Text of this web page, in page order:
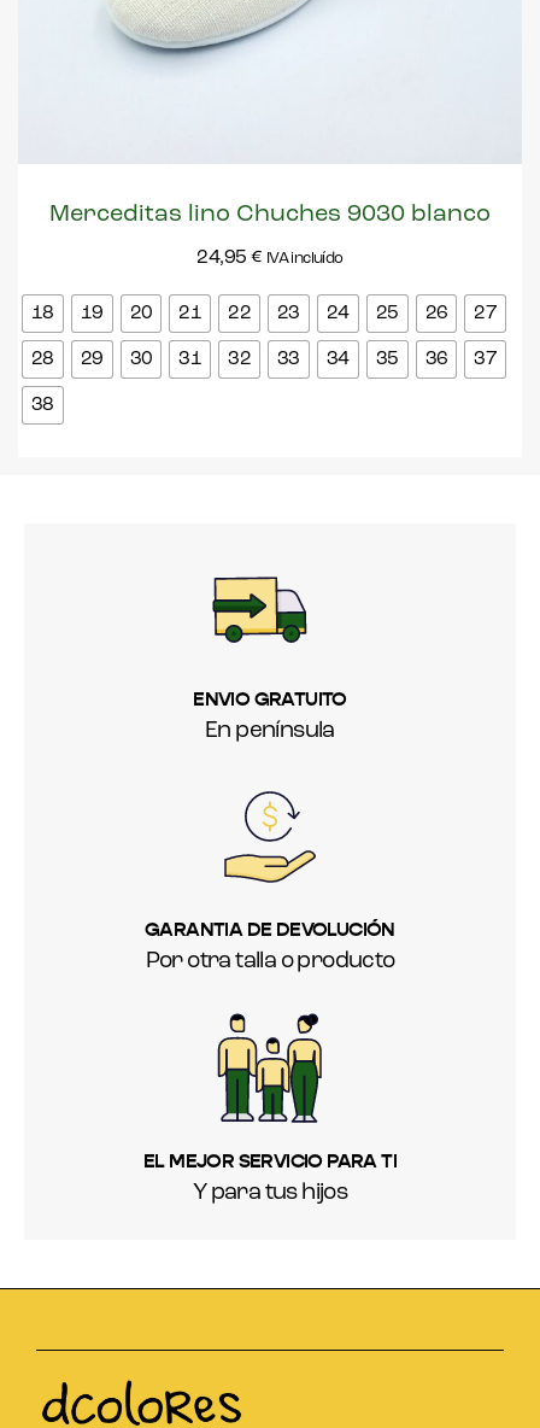
Merceditas lino Chuches 9030 blanco
24,95 € IVA incluído
18 19 20 21 22 23 24 25 26 27
28 29 30 31 32 33 34 35 36 37
38
ENVIO GRATUITO
En península
GARANTIA DE DEVOLUCIÓN
Por otra talla o producto
EL MEJOR SERVICIO PARA TI
Y para tus hijos